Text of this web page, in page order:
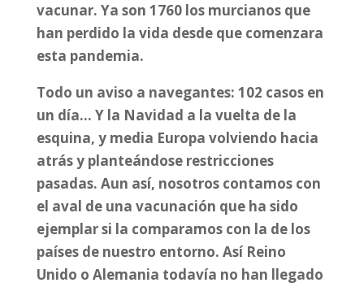
vacunar. Ya son 1760 los murcianos que
han perdido la vida desde que comenzara
esta pandemia.
Todo un aviso a navegantes: 102 casos en
un día… Y la Navidad a la vuelta de la
esquina, y media Europa volviendo hacia
atrás y planteándose restricciones
pasadas. Aun así, nosotros contamos con
el aval de una vacunación que ha sido
ejemplar si la comparamos con la de los
países de nuestro entorno. Así Reino
Unido o Alemania todavía no han llegado